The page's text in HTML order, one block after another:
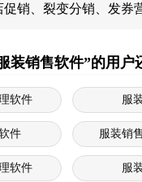
促销、裂变分销、发券
装销售软件”的用户
软件 服
件 服装销
软件 服